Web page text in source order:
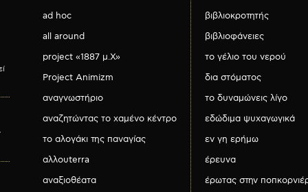
ad hoc
all around
project «1887 μ.Χ»
Project Animizm
αναγνωστήριο
αναζητώντας το χαμένο κέντρο
το αλογάκι της παναγίας
αλλουterra
αναξιοθέατα
βιβλιοκροτητής
βιβλιοφάνειες
το γέλιο του νερού
δια στόματος
το δυναμώνεις λίγο
εδώδιμα ψυχαγωγικά
εν γη ερήμω
έρευνα
έρωτας στην